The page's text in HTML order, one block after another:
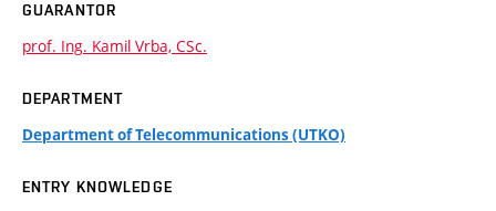
GUARANTOR
prof. Ing. Kamil Vrba, CSc.
DEPARTMENT
Department of Telecommunications (UTKO)
ENTRY KNOWLEDGE